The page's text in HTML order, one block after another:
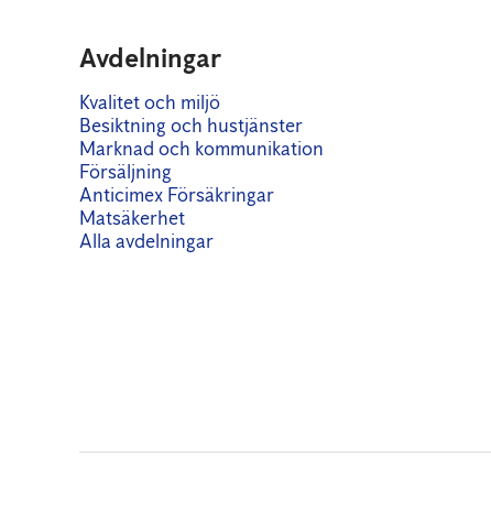
Avdelningar
Kvalitet och miljö
Besiktning och hustjänster
Marknad och kommunikation
Försäljning
Anticimex Försäkringar
Matsäkerhet
Alla avdelningar